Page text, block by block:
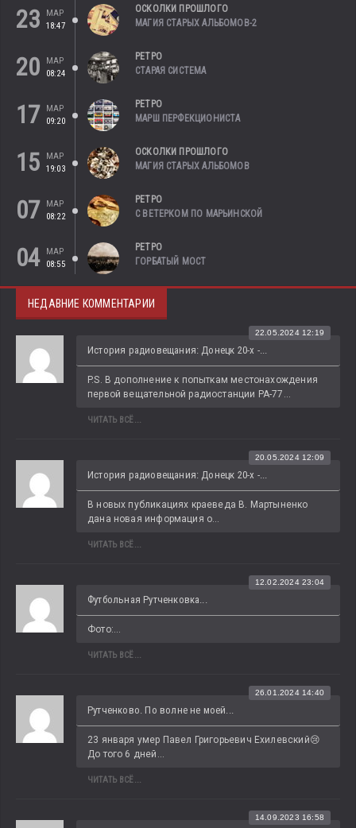
23
МАР
18:47
ОСКОЛКИ ПРОШЛОГО
МАГИЯ СТАРЫХ АЛЬБОМОВ-2
20
МАР
08:24
РЕТРО
СТАРАЯ СИСТЕМА
17
МАР
09:20
РЕТРО
МАРШ ПЕРФЕКЦИОНИСТА
15
МАР
19:03
ОСКОЛКИ ПРОШЛОГО
МАГИЯ СТАРЫХ АЛЬБОМОВ
07
МАР
08:22
РЕТРО
С ВЕТЕРКОМ ПО МАРЬИНСКОЙ
04
МАР
08:55
РЕТРО
ГОРБАТЫЙ МОСТ
НЕДАВНИЕ КОММЕНТАРИИ
История радиовещания: Донецк 20-х -...
22.05.2024 12:19
P.S. В дополнение к попыткам местонахождения
первой вещательной радиостанции РА-77...
ЧИТАТЬ ВСЁ...
История радиовещания: Донецк 20-х -...
20.05.2024 12:09
В новых публикациях краеведа В. Мартыненко
дана новая информация о...
ЧИТАТЬ ВСЁ...
Футбольная Рутченковка...
12.02.2024 23:04
Фото:...
ЧИТАТЬ ВСЁ...
Рутченково. По волне не моей...
26.01.2024 14:40
23 января умер Павел Григорьевич Ехилевский😢
До того 6 дней...
ЧИТАТЬ ВСЁ...
14.09.2023 16:58